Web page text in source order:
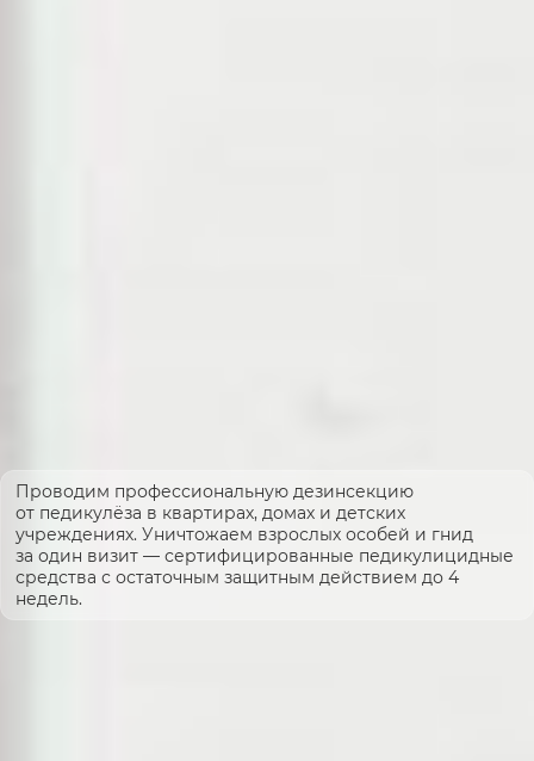
Проводим профессиональную дезинсекцию
от педикулёза в квартирах, домах и детских
учреждениях. Уничтожаем взрослых особей и гнид
за один визит — сертифицированные педикулицидные
средства с остаточным защитным действием до 4
недель.